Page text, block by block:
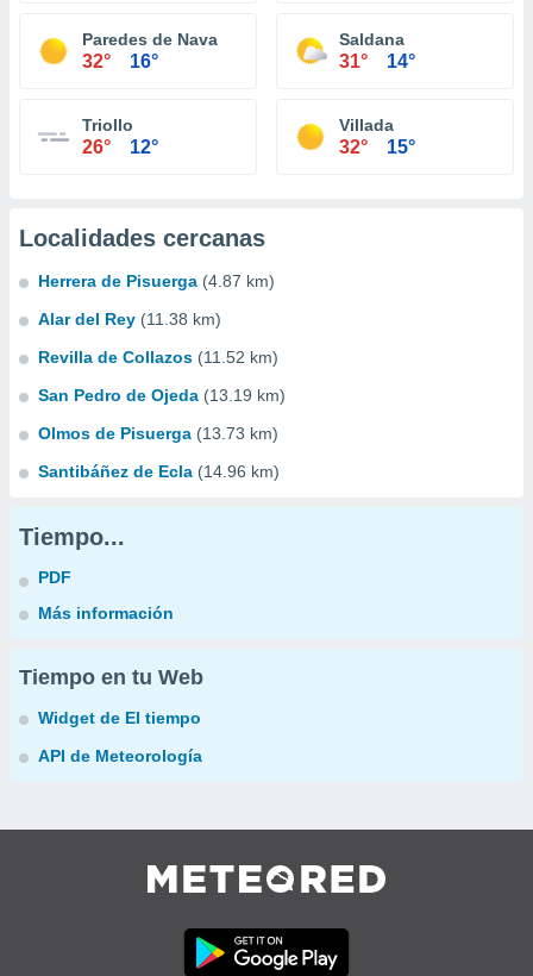
Paredes de Nava
32° 16°
Saldana
31° 14°
Triollo
26° 12°
Villada
32° 15°
Localidades cercanas
Herrera de Pisuerga (4.87 km)
Alar del Rey (11.38 km)
Revilla de Collazos (11.52 km)
San Pedro de Ojeda (13.19 km)
Olmos de Pisuerga (13.73 km)
Santibáñez de Ecla (14.96 km)
Tiempo...
PDF
Más información
Tiempo en tu Web
Widget de El tiempo
API de Meteorología